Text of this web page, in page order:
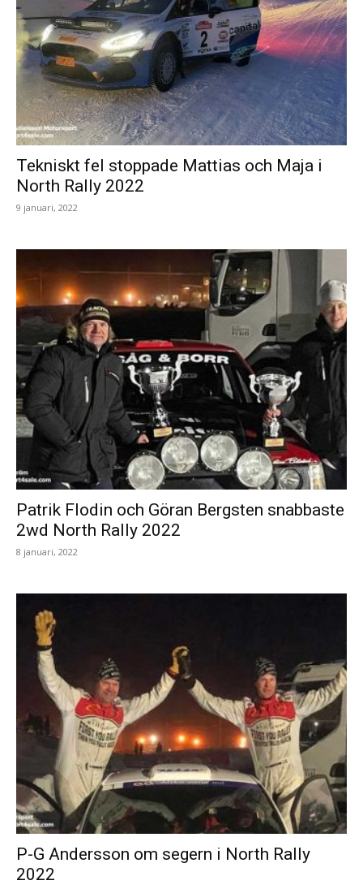
Tekniskt fel stoppade Mattias och Maja i
North Rally 2022
9 januari, 2022
Patrik Flodin och Göran Bergsten snabbaste
2wd North Rally 2022
8 januari, 2022
P-G Andersson om segern i North Rally
2022